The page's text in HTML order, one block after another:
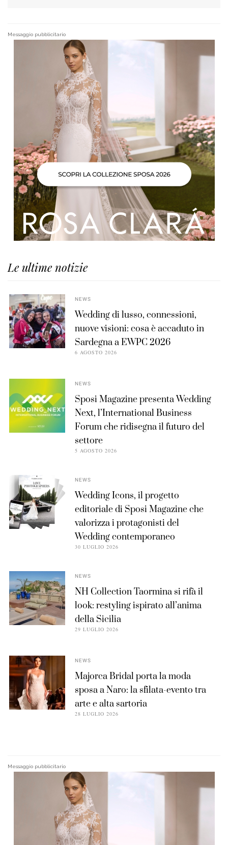
Messaggio pubblicitario
Le ultime notizie
NEWS
Wedding di lusso, connessioni,
nuove visioni: cosa è accaduto in
Sardegna a EWPC 2026
6 AGOSTO 2026
NEWS
Sposi Magazine presenta Wedding
Next, l’International Business
Forum che ridisegna il futuro del
settore
5 AGOSTO 2026
NEWS
Wedding Icons, il progetto
editoriale di Sposi Magazine che
valorizza i protagonisti del
Wedding contemporaneo
30 LUGLIO 2026
NEWS
NH Collection Taormina si rifà il
look: restyling ispirato all’anima
della Sicilia
29 LUGLIO 2026
NEWS
Majorca Bridal porta la moda
sposa a Naro: la sfilata-evento tra
arte e alta sartoria
28 LUGLIO 2026
Messaggio pubblicitario